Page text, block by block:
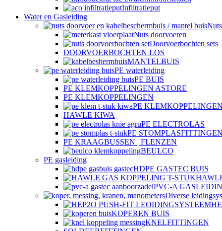
Infiltratieput
Water en Gasleiding
Nuts
Nuts doorvoeren
Doorvoerbochten sets
DOORVOERBOCHTEN LOS
MANTELBUIS
PE waterleiding
PE BUIS
PE KLEMKOPPELINGEN ASTORE
PE KLEMKOPPELINGEN
PE
HAWLE KIWA
PE ELECTROLAS
PE
PE KRAAGBUSSEN | FLENZEN
BEULCO
PE gasleiding
HDPE GASTEC BUIS
PVC-A
Diverse
KOPEREN BUIS
KNELFITTINGEN